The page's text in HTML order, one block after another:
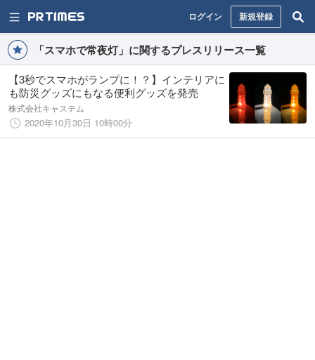
ログイン 新規登録
「スマホで常夜灯」に関するプレスリリース一覧
【3秒でスマホがランプに！？】インテリアに
も防災グッズにもなる便利グッズを発売
株式会社キャステム
2020年10月30日 10時00分